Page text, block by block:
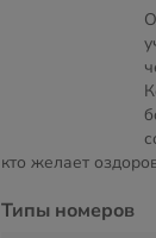
кто желает
Типы номеров